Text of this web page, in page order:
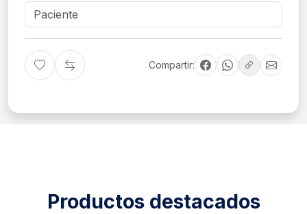
Compartir:
Productos destacados